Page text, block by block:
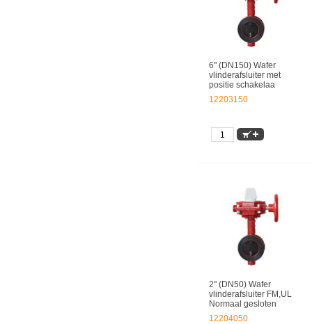
6" (DN150) Wafer
vlinderafsluiter met
positie schakelaa
12203150
2" (DN50) Wafer
vlinderafsluiter FM,UL
Normaal gesloten
12204050